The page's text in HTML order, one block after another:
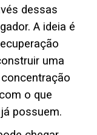
dessas
A ideia é
uma
o que
possuem.